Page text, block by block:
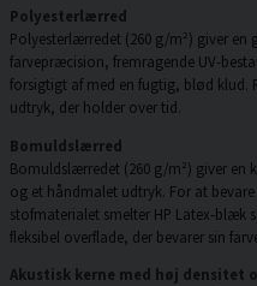
Polyesterlærred
Polyesterlærredet (260 g/m²) giver
farvepræcision, fremragende UV-
forsigtigt af med en fugtig, blød klud.
udtryk, der holder over tid.
Bomuldslærred
Bomuldslærredet (260 g/m²) giver en
og et håndmalet udtryk. For at
stofmaterialet smelter HP Latex-blæk
fleksibel overflade, der bevarer sin
Akustisk kerne med høj densitet